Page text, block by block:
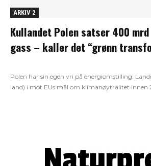
ARKIV 2
Kullandet Polen satser 400
gass – kaller det “grønn
Polen har sin egen vri på energiomstilling.
land) i mot EUs mål om klimanøytralitet innen